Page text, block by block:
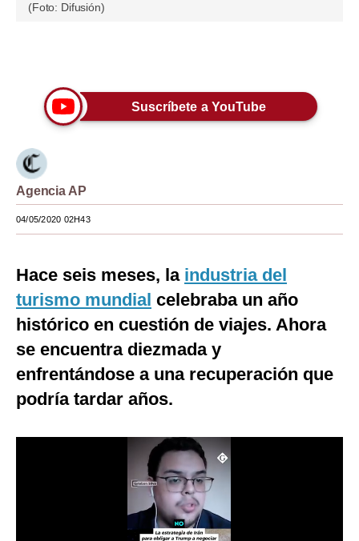
Editorial
Pregunta de hoy
Blogs
Tendencias
Lujo
Moda
Estilos
Mundo
EEUU
México
España
(Foto: Difusión)
Suscríbete a YouTube
Agencia AP
04/05/2020 02H43
Hace seis meses, la industria del
turismo mundial celebraba un año
histórico en cuestión de viajes. Ahora
se encuentra diezmada y
enfrentándose a una recuperación que
podría tardar años.